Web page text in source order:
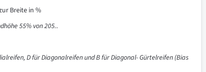
Breite in %
55% von 205..
D für Diagonalreifen und B für Diagonal- Gürtelreifen (Bias